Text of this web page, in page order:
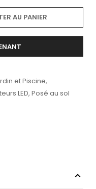
AU PANIER
et Piscine,
LED, Posé au sol